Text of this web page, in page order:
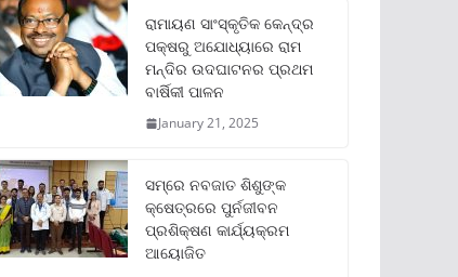
ରାମାୟଣ ସାଂସ୍କୃତିକ କେନ୍ଦ୍ର
ପକ୍ଷରୁ ଅଯୋଧ୍ୟାରେ ରାମ
ମନ୍ଦିର ଉଦଘାଟନର ପ୍ରଥମ
ବାର୍ଷିକୀ ପାଳନ
January 21, 2025
ସମ୍‌ରେ ନବଜାତ ଶିଶୁଙ୍କ
କ୍ଷେତ୍ରରେ ପୁର୍ନଜୀବନ
ପ୍ରଶିକ୍ଷଣ କାର୍ଯ୍ୟକ୍ରମ
ଆୟୋଜିତ